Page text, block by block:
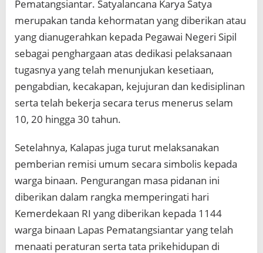
Pematangsiantar. Satyalancana Karya Satya
merupakan tanda kehormatan yang diberikan atau
yang dianugerahkan kepada Pegawai Negeri Sipil
sebagai penghargaan atas dedikasi pelaksanaan
tugasnya yang telah menunjukan kesetiaan,
pengabdian, kecakapan, kejujuran dan kedisiplinan
serta telah bekerja secara terus menerus selam
10, 20 hingga 30 tahun.
Setelahnya, Kalapas juga turut melaksanakan
pemberian remisi umum secara simbolis kepada
warga binaan. Pengurangan masa pidanan ini
diberikan dalam rangka memperingati hari
Kemerdekaan RI yang diberikan kepada 1144
warga binaan Lapas Pematangsiantar yang telah
menaati peraturan serta tata prikehidupan di